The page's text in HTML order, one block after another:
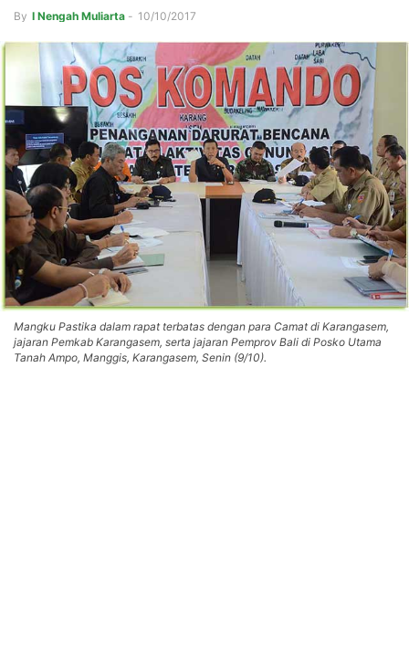
By I Nengah Muliarta - 10/10/2017
Mangku Pastika dalam rapat terbatas dengan para Camat di Karangasem,
jajaran Pemkab Karangasem, serta jajaran Pemprov Bali di Posko Utama
Tanah Ampo, Manggis, Karangasem, Senin (9/10).